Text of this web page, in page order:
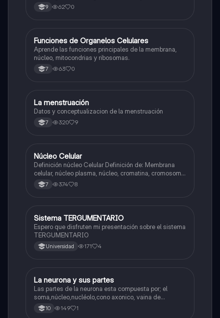
9 62 0
FBiologia
Funciones de Organelos Celulares
Aprende las funciones principales de la membrana,
núcleo, mitocondrias y ribosomas.
7 63 0
Biologia
La menstruación
Datos y conceptualizacion de la menstruación
7 320 9
NBiologia
Núcleo Celular
Definición núcleo Celular Definición de: Membrana
celular, núcleo plasma, núcleo, cromatina, cromosoma
Interfase Fases de la interfase
7 374 8
Biologia
Sistema TERGUMENTARIO
Espero que disfruten mi presentación sobre el sistema
TERGUMENTARIO
Universidad 171 4
Biologia
La neurona y sus partes
Las partes de la neurona esta compuesta por; el
soma,núcleo,nucléolo,cono axonico, vaina de
mielina,celula schwan,núcleo de schwann,nódulo de
Ranvier,terminal axonico Arborizacion terminal, botón
10 149 1